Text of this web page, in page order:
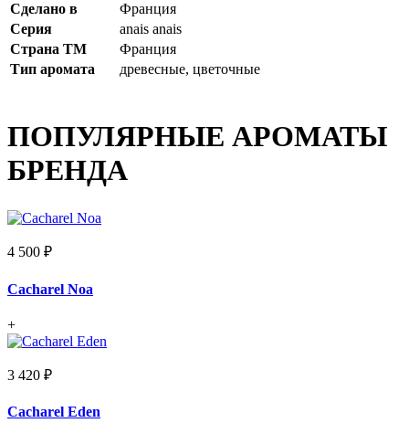
Сделано в
Франция
Серия
anais anais
Страна ТМ
Франция
Тип аромата
древесные, цветочные
ПОПУЛЯРНЫЕ АРОМАТЫ
БРЕНДА
4 500 ₽
Cacharel Noa
+
3 420 ₽
Cacharel Eden